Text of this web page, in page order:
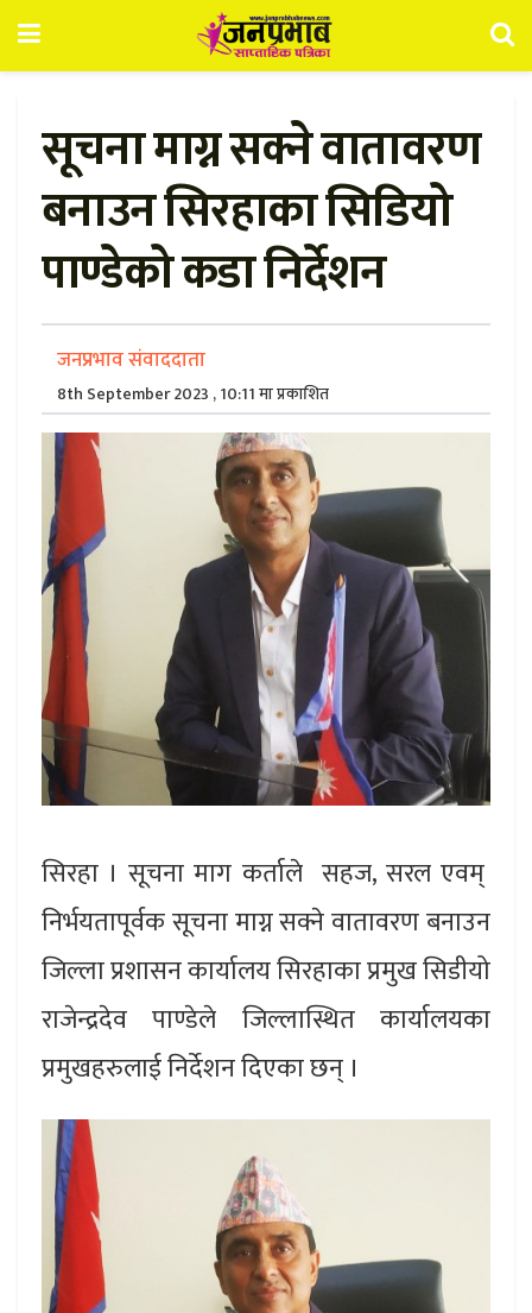
सूचना माग्न सक्ने वातावरण
बनाउन सिरहाका सिडियो
पाण्डेको कडा निर्देशन
जनप्रभाव संवाददाता
8th September 2023 , 10:11 मा प्रकाशित
सिरहा । सूचना माग कर्ताले सहज, सरल एवम्
निर्भयतापूर्वक सूचना माग्न सक्ने वातावरण बनाउन
जिल्ला प्रशासन कार्यालय सिरहाका प्रमुख सिडीयो
राजेन्द्रदेव पाण्डेले जिल्लास्थित कार्यालयका
प्रमुखहरुलाई निर्देशन दिएका छन् ।